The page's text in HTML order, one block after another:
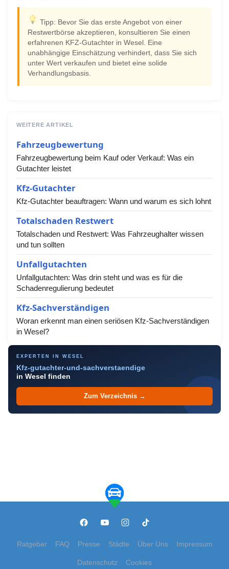
Tipp: Bevor Sie das erste Angebot von einer
Restwertbörse akzeptieren, konsultieren Sie einen
erfahrenen KFZ-Gutachter in Wesel. Eine
unabhängige Einschätzung verhindert, dass Sie sich
unter Wert verkaufen und bietet eine solide
Verhandlungsbasis.
WEITERE ARTIKEL
Fahrzeugbewertung
Fahrzeugbewertung beim Kauf oder Verkauf: Was ein
Gutachter leistet
Kfz-Gutachter
Kfz-Gutachter beauftragen: Wann und warum es sich lohnt
Totalschaden Restwert
Totalschaden und Restwert: Was Fahrzeughalter wissen
und tun sollten
Unfallgutachten
Unfallgutachten: Was drin steht und was es für die
Schadenregulierung bedeutet
Kfz-Sachverständigen
Woran erkennt man einen seriösen Kfz-Sachverständigen
in Wesel?
EXPERTEN IN WESEL
Kfz-gutachter-und-sachverstaendige
in Wesel finden
Zum Verzeichnis →
Ratgeber FAQ Presse Städte Über Uns Impressum
Datenschutz Cookies